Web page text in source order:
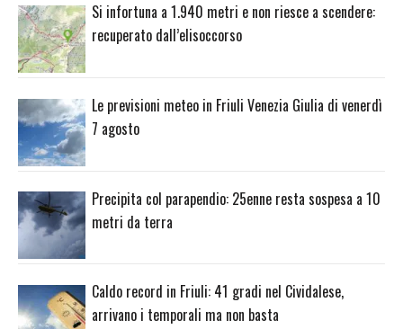
Si infortuna a 1.940 metri e non riesce a scendere:
recuperato dall’elisoccorso
Le previsioni meteo in Friuli Venezia Giulia di venerdì
7 agosto
Precipita col parapendio: 25enne resta sospesa a 10
metri da terra
Caldo record in Friuli: 41 gradi nel Cividalese,
arrivano i temporali ma non basta